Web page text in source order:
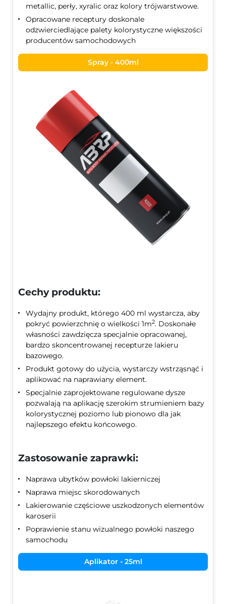
metallic, perły, xyralic oraz kolory trójwarstwowe.
Opracowane receptury doskonale
odzwierciedlające palety kolorystyczne większości
producentów samochodowych
Spray - 400ml
Cechy produktu:
Wydajny produkt, którego 400 ml wystarcza, aby
pokryć powierzchnię o wielkości 1m2. Doskonałe
własności zawdzięcza specjalnie opracowanej,
bardzo skoncentrowanej recepturze lakieru
bazowego.
Produkt gotowy do użycia, wystarczy wstrząsnąć i
aplikować na naprawiany element.
Specjalnie zaprojektowane regulowane dysze
pozwalają na aplikację szerokim strumieniem bazy
kolorystycznej poziomo lub pionowo dla jak
najlepszego efektu końcowego.
Zastosowanie zaprawki:
Naprawa ubytków powłoki lakierniczej
Naprawa miejsc skorodowanych
Lakierowanie częściowe uszkodzonych elementów
karoserii
Poprawienie stanu wizualnego powłoki naszego
samochodu
Aplikator - 25ml